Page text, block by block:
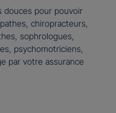
douces pour pouvoir
chiropracteurs,
sophrologues,
psychomotriciens,
par votre assurance